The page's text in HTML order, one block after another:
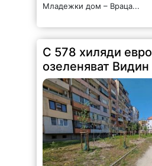
Младежки дом – Враца...
С 578 хиляди евро
озеленяват Видин